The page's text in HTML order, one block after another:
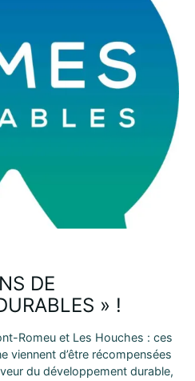
DE
» !
Romeu et Les Houches : ces
viennent d’être récompensées
du développement durable,